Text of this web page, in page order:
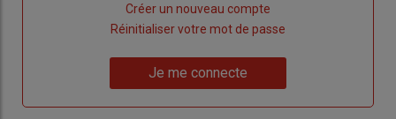
Créer un nouveau compte
de
Réinitialiser votre mot de passe
me
Je me connecte